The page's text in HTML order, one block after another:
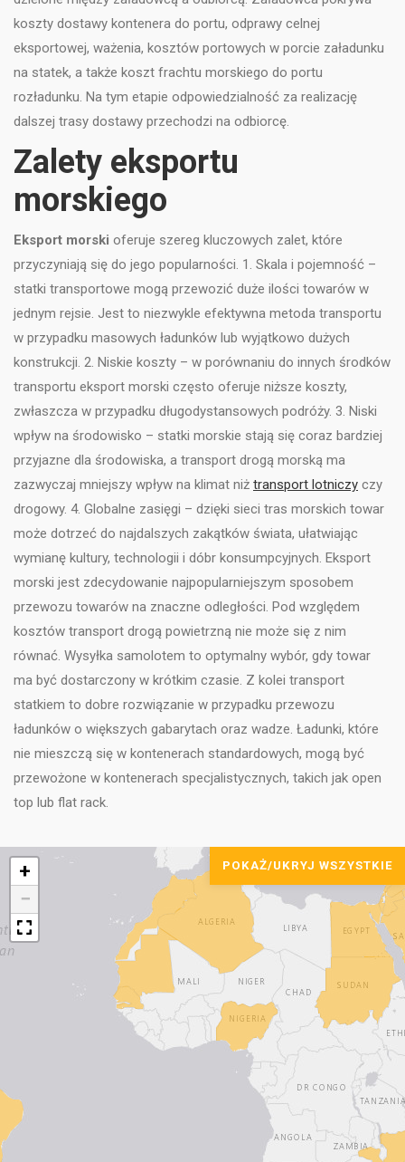
koszty dostawy kontenera do portu, odprawy celnej
eksportowej, ważenia, kosztów portowych w porcie załadunku
na statek, a także koszt frachtu morskiego do portu
rozładunku. Na tym etapie odpowiedzialność za realizację
dalszej trasy dostawy przechodzi na odbiorcę.
Zalety eksportu
morskiego
Eksport morski oferuje szereg kluczowych zalet, które
przyczyniają się do jego popularności. 1. Skala i pojemność –
statki transportowe mogą przewozić duże ilości towarów w
jednym rejsie. Jest to niezwykle efektywna metoda transportu
w przypadku masowych ładunków lub wyjątkowo dużych
konstrukcji. 2. Niskie koszty – w porównaniu do innych środków
transportu eksport morski często oferuje niższe koszty,
zwłaszcza w przypadku długodystansowych podróży. 3. Niski
wpływ na środowisko – statki morskie stają się coraz bardziej
przyjazne dla środowiska, a transport drogą morską ma
zazwyczaj mniejszy wpływ na klimat niż transport lotniczy czy
drogowy. 4. Globalne zasięgi – dzięki sieci tras morskich towar
może dotrzeć do najdalszych zakątków świata, ułatwiając
wymianę kultury, technologii i dóbr konsumpcyjnych. Eksport
morski jest zdecydowanie najpopularniejszym sposobem
przewozu towarów na znaczne odległości. Pod względem
kosztów transport drogą powietrzną nie może się z nim
równać. Wysyłka samolotem to optymalny wybór, gdy towar
ma być dostarczony w krótkim czasie. Z kolei transport
statkiem to dobre rozwiązanie w przypadku przewozu
ładunków o większych gabarytach oraz wadze. Ładunki, które
nie mieszczą się w kontenerach standardowych, mogą być
przewożone w kontenerach specjalistycznych, takich jak open
top lub flat rack.